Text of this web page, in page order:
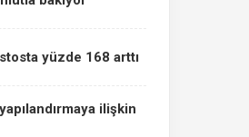
yüzde 168 arttı
ilişkin